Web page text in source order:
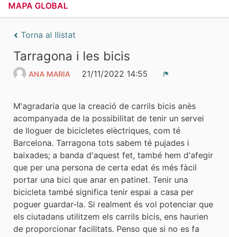
MAPA GLOBAL
Torna al llistat
Tarragona i les bicis
ANA MARIA
21/11/2022 14:55
M'agradaria que la creació de carrils bicis anès
acompanyada de la possibilitat de tenir un servei
de lloguer de bicicletes elèctriques, com té
Barcelona. Tarragona tots sabem té pujades i
baixades; a banda d'aquest fet, també hem d'afegir
que per una persona de certa edat és més fàcil
portar una bici que anar en patinet. Tenir una
bicicleta també significa tenir espai a casa per
poguer guardar-la. Si realment és vol potenciar que
els ciutadans utilitzem els carrils bicis, ens haurien
de proporcionar facilitats. Penso que si no es fa